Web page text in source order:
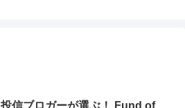
投信ブロガーが選ぶ！ Fund of